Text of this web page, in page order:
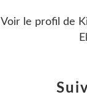
Voir le profil de